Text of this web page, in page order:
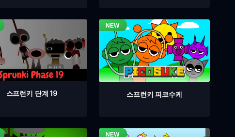
스프런키 단계 19 스프런키 피코수케